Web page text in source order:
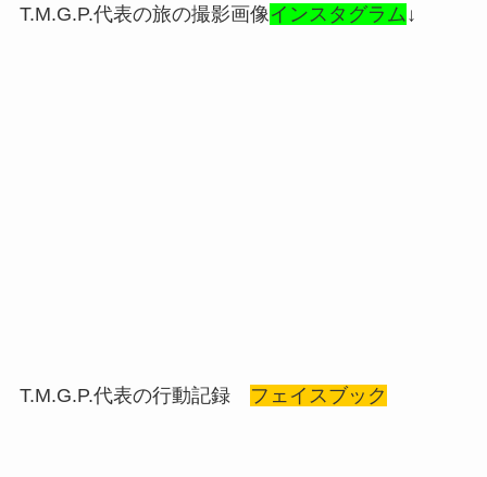
T.M.G.P.代表の旅の撮影画像 インスタグラム ↓
T.M.G.P.代表の行動記録 フェイスブック